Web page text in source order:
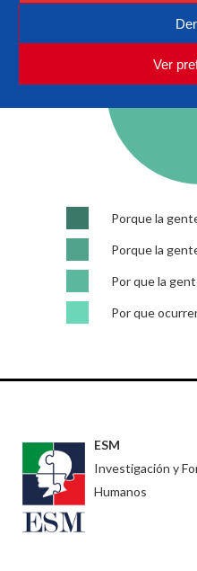
Ver
Porque la
Porque la
Por que la
Por que
ESM
Investigación y
Humanos